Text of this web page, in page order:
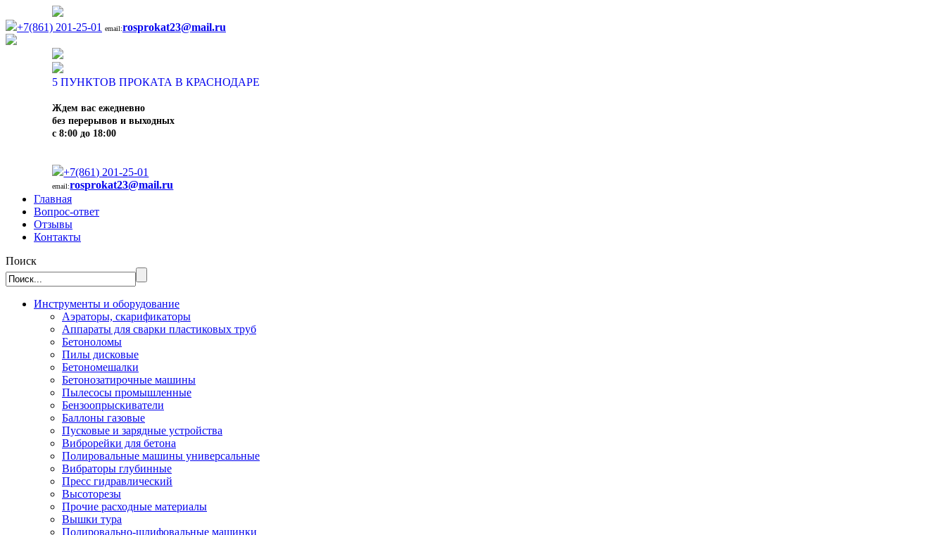
+7(861) 201-25-01 email:rosprokat23@mail.ru
5 ПУНКТОВ ПРОКАТА В КРАСНОДАРЕ
Ждем вас ежедневно
без перерывов и выходных
с 8:00 до 18:00
+7(861) 201-25-01
email:rosprokat23@mail.ru
Главная
Вопрос-ответ
Отзывы
Контакты
Поиск
Инструменты и оборудование
Аэраторы, скарификаторы
Аппараты для сварки пластиковых труб
Бетоноломы
Пилы дисковые
Бетономешалки
Бетонозатирочные машины
Пылесосы промышленные
Бензоопрыскиватели
Баллоны газовые
Пусковые и зарядные устройства
Виброрейки для бетона
Полировальные машины универсальные
Вибраторы глубинные
Пресс гидравлический
Высоторезы
Прочие расходные материалы
Вышки тура
Полировально-шлифовальные машинки